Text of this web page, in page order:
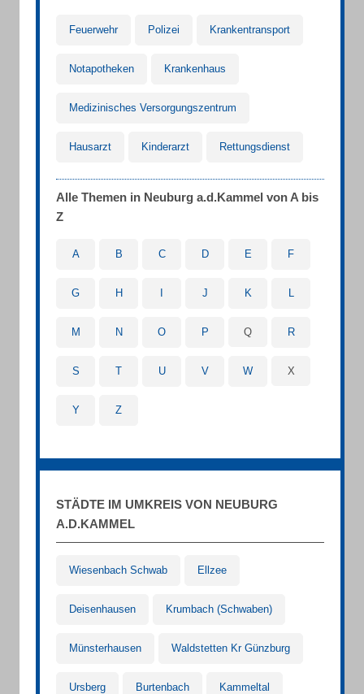
Feuerwehr Polizei Krankentransport
Notapotheken Krankenhaus
Medizinisches Versorgungszentrum
Hausarzt Kinderarzt Rettungsdienst
Alle Themen in Neuburg a.d.Kammel von A bis
Z
A B C D E F
G H J K L
M N O P Q R
S T U V W X
Y Z
STÄDTE IM UMKREIS VON NEUBURG
A.D.KAMMEL
Wiesenbach Schwab Ellzee
Deisenhausen Krumbach (Schwaben)
Münsterhausen Waldstetten Kr Günzburg
Ursberg Burtenbach Kammeltal